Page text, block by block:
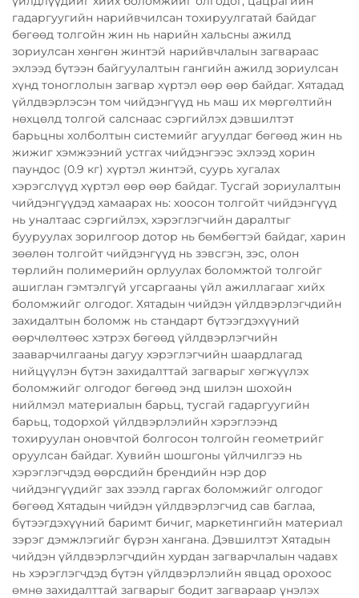
гадаргуугийн нарийвчилсан тохируулгатай байдаг
бөгөөд толгойн жин нь нарийн хальсны ажилд
зориулсан хөнгөн жинтэй нарийвчлалын загвараас
эхлээд бүтээн байгуулалтын гангийн ажилд зориулсан
хүнд тоноглолын загвар хүртэл өөр өөр байдаг. Хятадад
үйлдвэрлэсэн том чийдэнгүүд нь маш их мөргөлтийн
нөхцөлд толгой салснаас сэргийлэх дэвшилтэт
барьцны холболтын системийг агуулдаг бөгөөд жин нь
жижиг хэмжээний устгах чийдэнгээс эхлээд хорин
паундос (0.9 кг) хүртэл жинтэй, суурь хугалах
хэрэгслүүд хүртэл өөр өөр байдаг. Тусгай зориулалтын
чийдэнгүүдэд хамаарах нь: хоосон толгойт чийдэнгүүд
нь уналтаас сэргийлэх, хэрэглэгчийн даралтыг
бууруулах зорилгоор дотор нь бөмбөгтэй байдаг, харин
зөөлөн толгойт чийдэнгүүд нь зэвсгэн, зэс, олон
төрлийн полимерийн орлуулах боломжтой толгойг
ашиглан гэмтэлгүй угсаргааны үйл ажиллагааг хийх
боломжийг олгодог. Хятадын чийдэн үйлдвэрлэгчдийн
захидалтын боломж нь стандарт бүтээгдэхүүний
өөрчлөлтөөс хэтрэх бөгөөд үйлдвэрлэгчийн
зааварчилгааны дагуу хэрэглэгчийн шаардлагад
нийцүүлэн бүтэн захидалттай загварыг хөгжүүлэх
боломжийг олгодог бөгөөд энд шилэн шохойн
нийлмэл материалын барьц, тусгай гадаргуугийн
барьц, тодорхой үйлдвэрлэлийн хэрэглээнд
тохируулан оновчтой болгосон толгойн геометрийг
оруулсан байдаг. Хувийн шошгоны үйлчилгээ нь
хэрэглэгчдэд өөрсдийн брендийн нэр дор
чийдэнгүүдийг зах зээлд гаргах боломжийг олгодог
бөгөөд Хятадын чийдэн үйлдвэрлэгчид сав баглаа,
бүтээгдэхүүний баримт бичиг, маркетингийн материал
зэрэг дэмжлэгийг бүрэн хангана. Дэвшилтэт Хятадын
чийдэн үйлдвэрлэгчдийн хурдан загварчлалын чадавх
нь хэрэглэгчдэд бүтэн үйлдвэрлэлийн явцад орохоос
өмнө захидалттай загварыг бодит загвараар үнэлэх